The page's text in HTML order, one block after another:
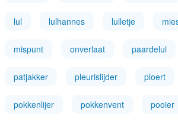
lul lulhannes lulletje
mispunt onverlaat paardelul
patjakker pleurislijder ploert
pokkenlijer pokkenvent pooier